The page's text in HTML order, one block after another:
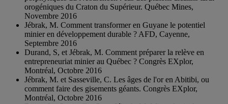
orogéniques du Craton du Supérieur. Québec Mines,
Novembre 2016
Jébrak, M. Comment transformer en Guyane le potentiel
minier en développement durable ? AFD, Cayenne,
Septembre 2016
Durand, S, et Jébrak, M. Comment préparer la relève en
entrepreneuriat minier au Québec ? Congrès EXplor,
Montréal, Octobre 2016
Jébrak, M. et Sasseville, C. Les âges de l'or en Abitibi, ou
comment faire des gisements géants. Congrès EXplor,
Montréal, Octobre 2016